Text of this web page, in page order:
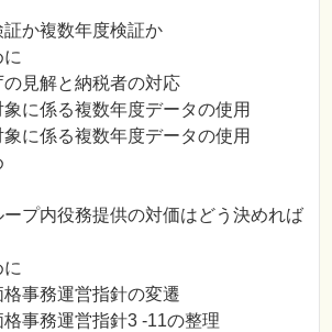
か複数年度検証か
見解と納税者の対応
に係る複数年度データの使用
に係る複数年度データの使用
プ内役務提供の対価はどう決めれば
事務運営指針の変遷
事務運営指針3 -11の整理